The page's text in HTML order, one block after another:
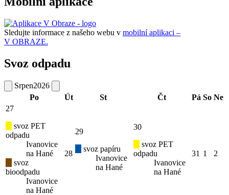
Sledujte informace z našeho webu v mobilní aplikaci –
V OBRAZE.
Svoz odpadu
Srpen2026
Po
Út St Čt Pá So Ne
27
svoz PET
odpadu
Ivanovice
na Hané
svoz
bioodpadu
Ivanovice
na Hané
28
29
svoz papíru
Ivanovice
na Hané
30
svoz PET
odpadu
Ivanovice
na Hané
31 1 2